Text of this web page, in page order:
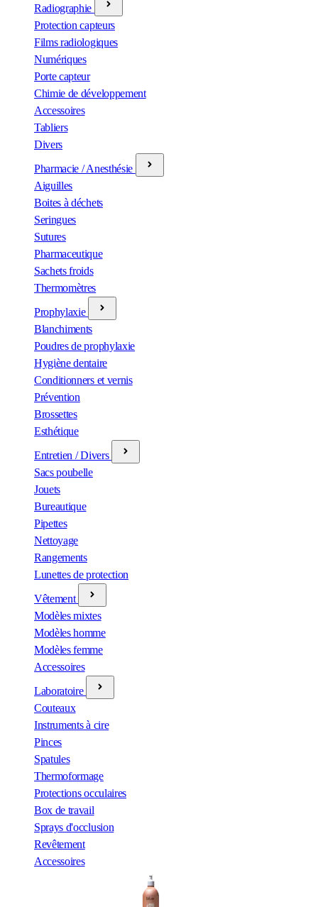
Radiographie
Protection capteurs
Films radiologiques
Numériques
Porte capteur
Chimie de développement
Accessoires
Tabliers
Divers
Pharmacie / Anesthésie
Aiguilles
Boites à déchets
Seringues
Sutures
Pharmaceutique
Sachets froids
Thermomètres
Prophylaxie
Blanchiments
Poudres de prophylaxie
Hygiène dentaire
Conditionners et vernis
Prévention
Brossettes
Esthétique
Entretien / Divers
Sacs poubelle
Jouets
Bureautique
Pipettes
Nettoyage
Rangements
Lunettes de protection
Vêtement
Modèles mixtes
Modèles homme
Modèles femme
Accessoires
Laboratoire
Couteaux
Instruments à cire
Pinces
Spatules
Thermoformage
Protections occulaires
Box de travail
Sprays d'occlusion
Revêtement
Accessoires